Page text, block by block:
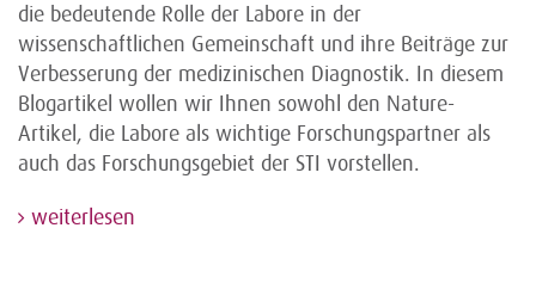
die bedeutende Rolle der Labore in der
wissenschaftlichen Gemeinschaft und ihre Beiträge zur
Verbesserung der medizinischen Diagnostik. In diesem
Blogartikel wollen wir Ihnen sowohl den Nature-
Artikel, die Labore als wichtige Forschungspartner als
auch das Forschungsgebiet der STI vorstellen.
weiterlesen